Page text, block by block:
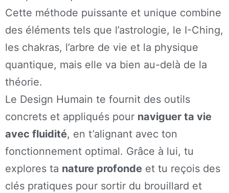
Cette méthode puissante et unique combine
des éléments tels que l’astrologie, le I-Ching,
les chakras, l’arbre de vie et la physique
quantique, mais elle va bien au-delà de la
théorie.
Le Design Humain te fournit des outils
concrets et appliqués pour naviguer ta vie
avec fluidité, en t’alignant avec ton
fonctionnement optimal. Grâce à lui, tu
explores ta nature profonde et tu reçois des
clés pratiques pour sortir du brouillard et